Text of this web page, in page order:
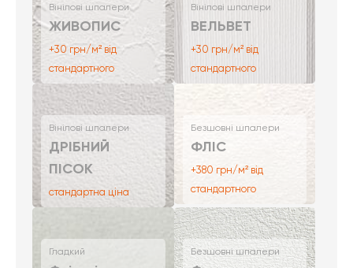
Вінілові шпалери
ЖИВОПИС
+30 грн/м² від
стандартного
Вінілові шпалери
ВЕЛЬВЕТ
+30 грн/м² від
стандартного
Вінілові шпалери
ДРІБНИЙ
ПІСОК
стандартна ціна
Безшовні шпалери
ФЛІС
+380 грн/м² від
стандартного
Гладкий Безшовні шпалери